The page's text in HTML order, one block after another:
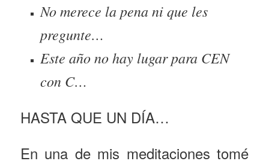
No merece la pena ni que les
pregunte…
Este año no hay lugar para CEN
con C…
HASTA QUE UN DÍA…
En una de mis meditaciones tomé